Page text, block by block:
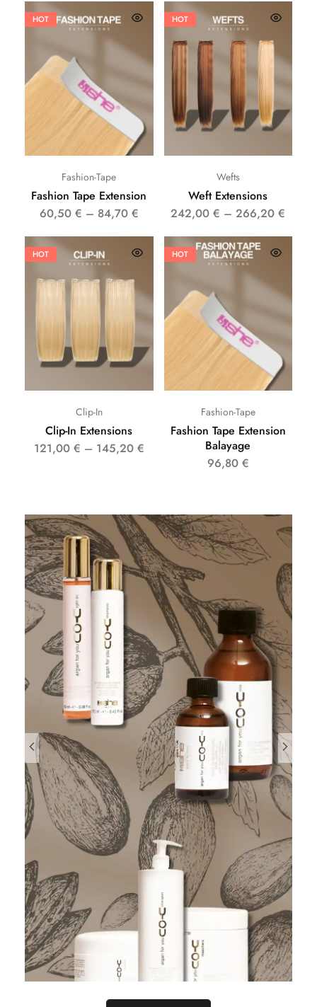
HOT
Fashion-Tape
Fashion Tape Extension
60,50 € – 84,70 €
HOT
Wefts
Weft Extensions
242,00€ –266,20€
HOT
Clip-In
Clip-In Extensions
121,00 € – 145,20 €
HOT
Fashion-Tape
Fashion Tape Extension
Balayage
96,80 €